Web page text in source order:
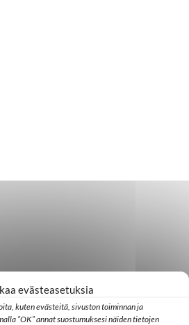
evästeasetuksia
kuten evästeitä, sivuston toiminnan ja
”OK” annat suostumuksesi näiden tietojen